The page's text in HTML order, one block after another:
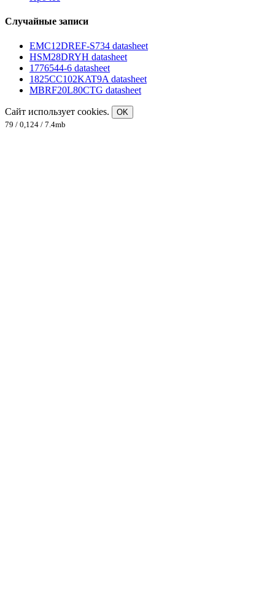
Случайные записи
EMC12DREF-S734 datasheet
HSM28DRYH datasheet
1776544-6 datasheet
1825CC102KAT9A datasheet
MBRF20L80CTG datasheet
Сайт использует cookies.
OK
79 / 0,124 / 7.4mb